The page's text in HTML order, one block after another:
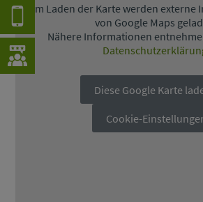
Beim Laden der Karte werden externe
von Google Maps
Nähere Informationen
Diese Google Karte
Cookie-